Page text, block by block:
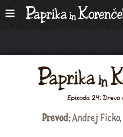
Prevod:Andrej Ficko,